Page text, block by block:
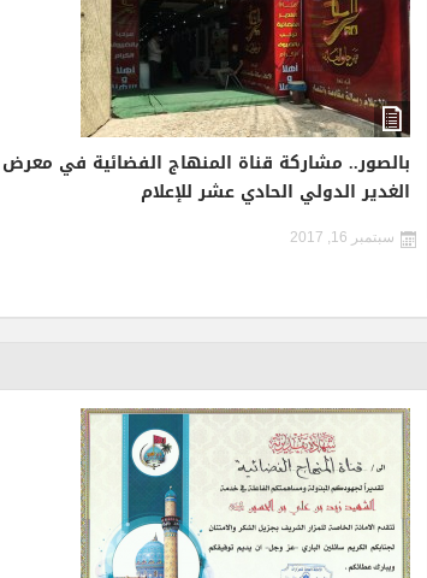
بالصور.. مشاركة قناة المنهاج الفضائية في معرض
الغدير الدولي الحادي عشر للإعلام
سبتمبر 16, 2017